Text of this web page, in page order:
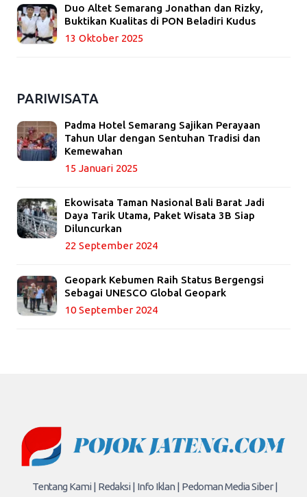
Duo Altet Semarang Jonathan dan Rizky,
Buktikan Kualitas di PON Beladiri Kudus
13 Oktober 2025
PARIWISATA
Padma Hotel Semarang Sajikan Perayaan
Tahun Ular dengan Sentuhan Tradisi dan
Kemewahan
15 Januari 2025
Ekowisata Taman Nasional Bali Barat Jadi
Daya Tarik Utama, Paket Wisata 3B Siap
Diluncurkan
22 September 2024
Geopark Kebumen Raih Status Bergengsi
Sebagai UNESCO Global Geopark
10 September 2024
Tentang Kami | Redaksi | Info Iklan | Pedoman Media Siber |